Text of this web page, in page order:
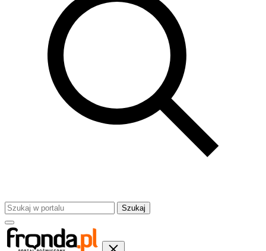
Szukaj